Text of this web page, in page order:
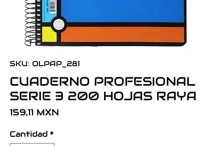
SKU: OLPAP_281
CUADERNO PROFESIONAL
SERIE 3 200 HOJAS RAYA
159,11 MXN
Cantidad *